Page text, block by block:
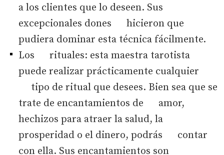
a los clientes que lo deseen. Sus
excepcionales dones hicieron que
pudiera dominar esta técnica fácilmente.
Los rituales: esta maestra tarotista
puede realizar prácticamente cualquier
tipo de ritual que desees. Bien sea que se
trate de encantamientos de amor,
hechizos para atraer la salud, la
prosperidad o el dinero, podrás contar
con ella. Sus encantamientos son